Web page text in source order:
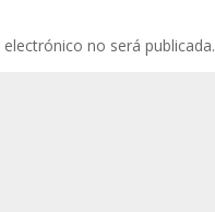
no será publicada.